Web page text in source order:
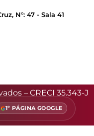
N°: 47 - Sala 41
– CRECI 35.343-J
1º PÁGINA GOOGLE